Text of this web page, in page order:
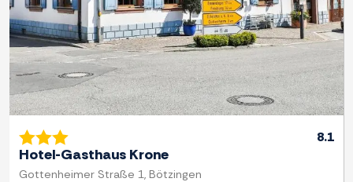
8.1
Hotel-Gasthaus Krone
Gottenheimer Straße 1, Bötzingen